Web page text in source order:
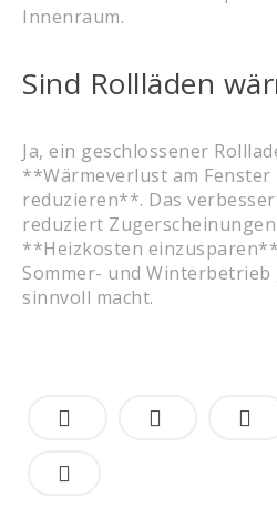
Innenraum.
Sind Rollläden
Ja, ein geschlossener
**Wärmeverlust am Fenster
reduzieren**. Das
reduziert
**Heizkosten
Sommer- und Winterbetrieb
sinnvoll macht.